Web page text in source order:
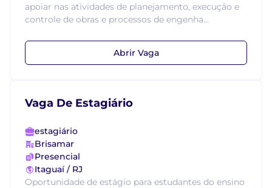
apoiar nas atividades de planejamento, execução e
controle de obras e processos de engenha...
Abrir Vaga
Vaga De Estagiário
estagiário
Brisamar
Presencial
Itaguaí / RJ
Oportunidade de estágio para estudantes do ensino